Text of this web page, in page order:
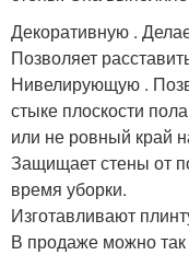
Декоративную .
Позволяет
Нивелирующую .
стыке плоскости
или не ровный край
Защищает стены от
время уборки.
Изготавливают
В продаже можно